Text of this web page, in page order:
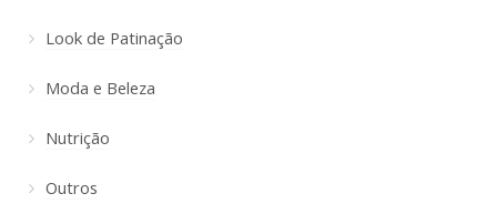
Look de Patinação
Moda e Beleza
Nutrição
Outros